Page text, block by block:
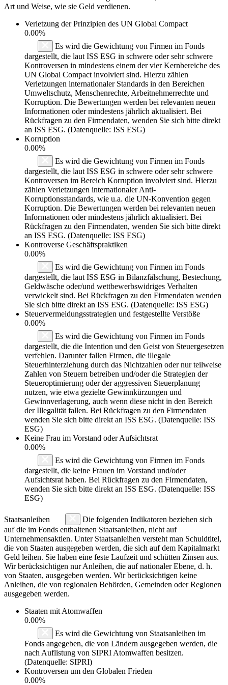
Art und Weise, wie sie Geld verdienen.
Verletzung der Prinzipien des UN Global Compact
0.00%
Es wird die Gewichtung von Firmen im Fonds
dargestellt, die laut ISS ESG in schwere oder sehr schwere
Kontroversen in mindestens einem der vier Kernbereiche des
UN Global Compact involviert sind. Hierzu zählen
Verletzungen internationaler Standards in den Bereichen
Umweltschutz, Menschenrechte, Arbeitnehmerrechte und
Korruption. Die Bewertungen werden bei relevanten neuen
Informationen oder mindestens jährlich aktualisiert. Bei
Rückfragen zu den Firmendaten, wenden Sie sich bitte direkt
an ISS ESG. (Datenquelle: ISS ESG)
Korruption
0.00%
Es wird die Gewichtung von Firmen im Fonds
dargestellt, die laut ISS ESG in schwere oder sehr schwere
Kontroversen im Bereich Korruption involviert sind. Hierzu
zählen Verletzungen internationaler Anti-
Korruptionsstandards, wie u.a. die UN-Konvention gegen
Korruption. Die Bewertungen werden bei relevanten neuen
Informationen oder mindestens jährlich aktualisiert. Bei
Rückfragen zu den Firmendaten, wenden Sie sich bitte direkt
an ISS ESG. (Datenquelle: ISS ESG)
Kontroverse Geschäftspraktiken
0.00%
Es wird die Gewichtung von Firmen im Fonds
dargestellt, die laut ISS ESG in Bilanzfälschung, Bestechung,
Geldwäsche oder/und wettbewerbswidriges Verhalten
verwickelt sind. Bei Rückfragen zu den Firmendaten wenden
Sie sich bitte direkt an ISS ESG. (Datenquelle: ISS ESG)
Steuervermeidungsstrategien und festgestellte Verstöße
0.00%
Es wird die Gewichtung von Firmen im Fonds
dargestellt, die die Intention und den Geist von Steuergesetzen
verfehlen. Darunter fallen Firmen, die illegale
Steuerhinterziehung durch das Nichtzahlen oder nur teilweise
Zahlen von Steuern betreiben und/oder die Strategien der
Steueroptimierung oder der aggressiven Steuerplanung
nutzen, wie etwa gezielte Gewinnkürzungen und
Gewinnverlagerung, auch wenn diese nicht in den Bereich
der Illegalität fallen. Bei Rückfragen zu den Firmendaten
wenden Sie sich bitte direkt an ISS ESG. (Datenquelle: ISS
ESG)
Keine Frau im Vorstand oder Aufsichtsrat
0.00%
Es wird die Gewichtung von Firmen im Fonds
dargestellt, die keine Frauen im Vorstand und/oder
Aufsichtsrat haben. Bei Rückfragen zu den Firmendaten,
wenden Sie sich bitte direkt an ISS ESG. (Datenquelle: ISS
ESG)
Staatsanleihen
Die folgenden Indikatoren beziehen sich
auf die im Fonds enthaltenen Staatsanleihen, nicht auf
Unternehmensaktien. Unter Staatsanleihen versteht man Schuldtitel,
die von Staaten ausgegeben werden, die sich auf dem Kapitalmarkt
Geld leihen. Sie haben eine feste Laufzeit und schütten Zinsen aus.
Wir berücksichtigen nur Anleihen, die auf nationaler Ebene, d. h.
von Staaten, ausgegeben werden. Wir berücksichtigen keine
Anleihen, die von regionalen Behörden, Gemeinden oder Regionen
ausgegeben werden.
Staaten mit Atomwaffen
0.00%
Es wird die Gewichtung von Staatsanleihen im
Fonds angegeben, die von Ländern ausgegeben werden, die
nach Auflistung von SIPRI Atomwaffen besitzen.
(Datenquelle: SIPRI)
Kontroversen um den Globalen Frieden
0.00%